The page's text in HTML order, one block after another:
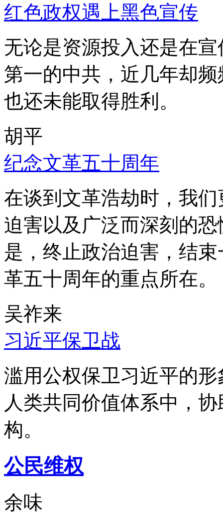
红色政权遇上黑色宣传
无论是资源投入还是在
第一的中共，近几年却
也还未能取得胜利。
胡平
纪念文革五十周年
在谈到文革浩劫时，我
迫害以及广泛而深刻的
是，终止政治迫害，结
革五十周年的重点所在。
吴祚来
习近平保卫战
滥用公权保卫习近平的
人类共同价值体系中，
构。
公民维权
余味